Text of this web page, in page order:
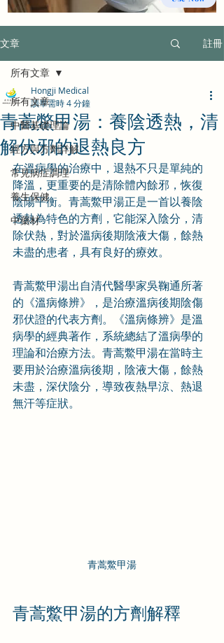
文章 註冊
所有文章
中醫基礎理論
經方與方劑詳解
常見病症調理
養生保健
中藥材
所有文章
青蒿鱉甲湯：養陰透熱，清
解伏邪的退熱良方
Hongji Medical
讀畢需時 4 分鐘
在溫病學的治療中，退熱不只是單純的
降溫，更重要的是清除體內餘邪，恢復
陰陽平衡。青蒿鱉甲湯正是一首以養陰
透熱為特色的方劑，它能深入陰分，清
除伏熱，對於溫病後期陰液大傷，餘熱
未盡的患者，具有良好的療效。
青蒿鱉甲湯出自清代醫學家吳鞠通所著
的《溫病條辨》，是治療溫病後期陰傷
邪伏證的代表方劑。《溫病條辨》是溫
病學的經典著作，系統總結了溫病學的
理論和治療方法。青蒿鱉甲湯在當時主
要用於治療溫病後期，陰液大傷，餘熱
未盡，深伏陰分，導致夜熱早涼、熱退
無汗等症狀。
青蒿鱉甲湯
青蒿鱉甲湯的方劑解釋